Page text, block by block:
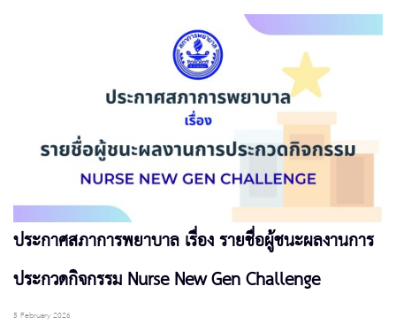
ประกาศสภาการพยาบาล เรื่อง รายชื่อผู้ชนะผลงานการ
ประกวดกิจกรรม Nurse New Gen Challenge
5 February 2026